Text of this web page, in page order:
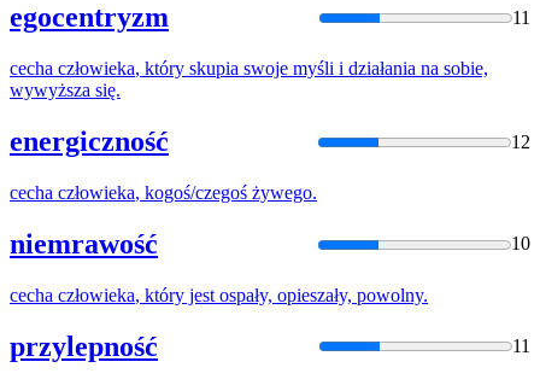
egocentryzm 11
cecha człowieka, który skupia swoje myśli i działania na sobie,
wywyższa się.
energiczność 12
cecha człowieka, kogoś/czegoś żywego.
niemrawość 10
cecha człowieka, który jest ospały, opieszały, powolny.
przylepność 11